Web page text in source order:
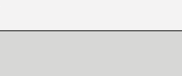
[LS] [PS5] Premiers